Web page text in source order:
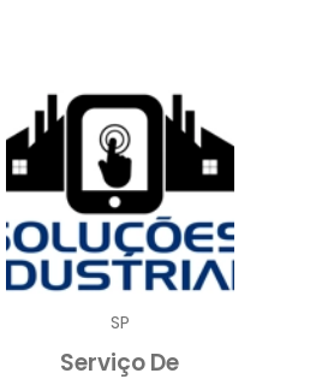
equipamentos,
análise detalhada
essa
resultar em danos
adequadamente
realizar um
SP
Serviço De